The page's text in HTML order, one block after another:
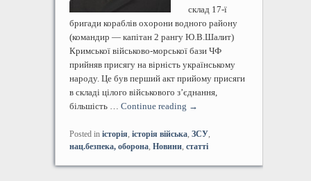
склад 17-ї
бригади кораблів охорони водного району
(командир — капітан 2 рангу Ю.В.Шалит)
Кримської військово-морської бази ЧФ
прийняв присягу на вірність українському
народу. Це був перший акт прийому присяги
в складі цілого військового з’єднання,
більшість … Continue reading →
Posted in історія, історія війська, ЗСУ,
нац.безпека, оборона, Новини, статті